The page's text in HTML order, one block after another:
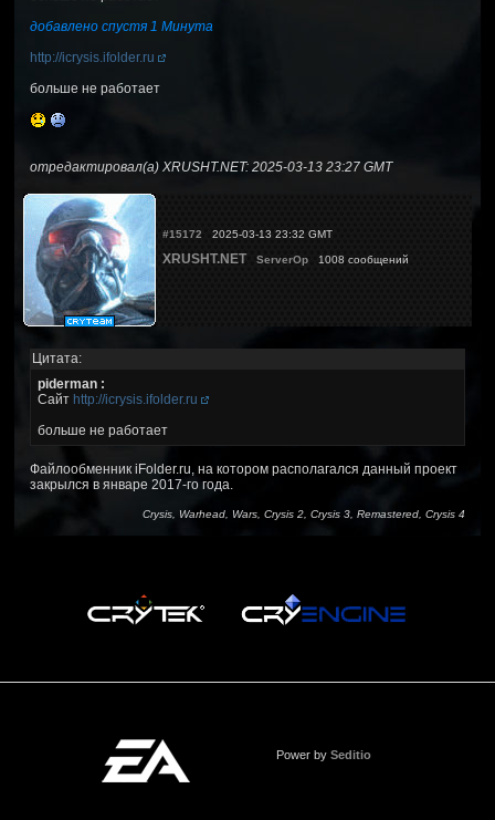
добавлено спустя 1 Минута
http://icrysis.ifolder.ru
больше не работает
отредактировал(а) XRUSHT.NET: 2025-03-13 23:27 GMT
#15172 2025-03-13 23:32 GMT
XRUSHT.NET ServerOp 1008 сообщений
Цитата:
piderman :
Сайт http://icrysis.ifolder.ru
больше не работает
Файлообменник iFolder.ru, на котором располагался данный проект
закрылся в январе 2017-го года.
Crysis, Warhead, Wars, Crysis 2, Crysis 3, Remastered, Crysis 4
Power by Seditio